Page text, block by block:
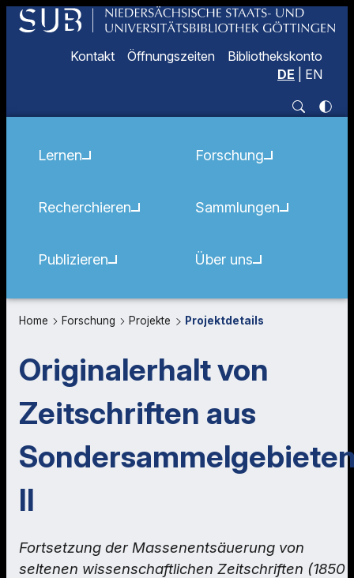
Kontakt Öffnungszeiten
Bibliothekskonto
DE
EN
Lernen
Recherchieren
Publizieren
Forschung
Sammlungen
Über uns
Home Forschung Projekte Projektdetails
Originalerhalt von
Zeitschriften aus
II
Fortsetzung der Massenentsäuerung von
seltenen wissenschaftlichen Zeitschriften (1850